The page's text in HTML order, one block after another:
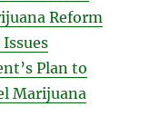
Reform
Plan to
Marijuana